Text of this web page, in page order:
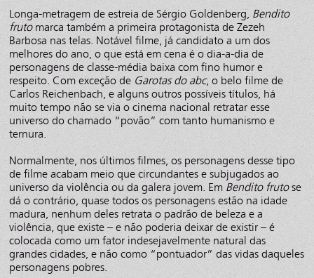
Longa-metragem de estreia de Sérgio Goldenberg, Bendito
frutomarca também a primeira protagonista de Zezeh
Barbosa nas telas. Notável filme, já candidato a um dos
melhores do ano, o que está em cena é o dia-a-dia de
personagens de classe-média baixa com fino humor e
respeito. Com exceção de Garotas do abc, o belo filme de
Carlos Reichenbach, e alguns outros possíveis títulos, há
muito tempo não se via o cinema nacional retratar esse
universo do chamado “povão” com tanto humanismo e
ternura.
Normalmente, nos últimos filmes, os personagens desse tipo
de filme acabam meio que circundantes e subjugados ao
universo da violência ou da galera jovem. Em Bendito frutose
dá o contrário, quase todos os personagens estão na idade
madura, nenhum deles retrata o padrão de beleza e a
violência, que existe – e não poderia deixar de existir – é
colocada como um fator indesejavelmente natural das
grandes cidades, e não como “pontuador” das vidas daqueles
personagens pobres.